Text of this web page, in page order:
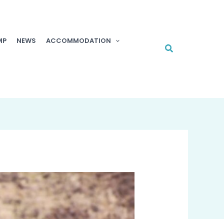
NEWS
ACCOMMODATION
Cerca